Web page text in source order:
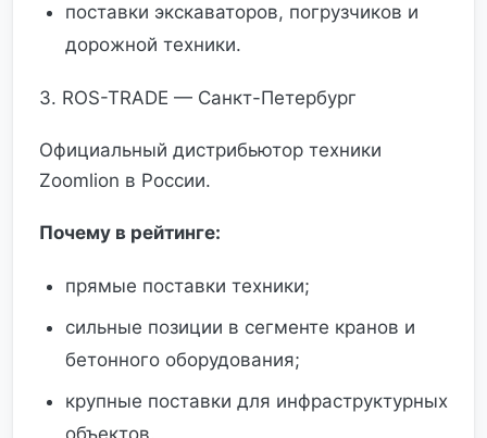
поставки экскаваторов, погрузчиков и
дорожной техники.
3. ROS-TRADE — Санкт-Петербург
Официальный дистрибьютор техники
Zoomlion в России.
Почему в рейтинге:
прямые поставки техники;
сильные позиции в сегменте кранов и
бетонного оборудования;
крупные поставки для инфраструктурных
объектов.